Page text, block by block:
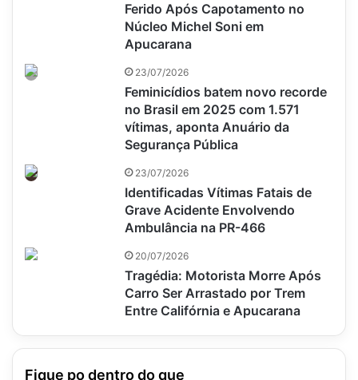
Ferido Após Capotamento no
Núcleo Michel Soni em
Apucarana
23/07/2026
Feminicídios batem novo recorde
no Brasil em 2025 com 1.571
vítimas, aponta Anuário da
Segurança Pública
23/07/2026
Identificadas Vítimas Fatais de
Grave Acidente Envolvendo
Ambulância na PR-466
20/07/2026
Tragédia: Motorista Morre Após
Carro Ser Arrastado por Trem
Entre Califórnia e Apucarana
Fique po dentro do que